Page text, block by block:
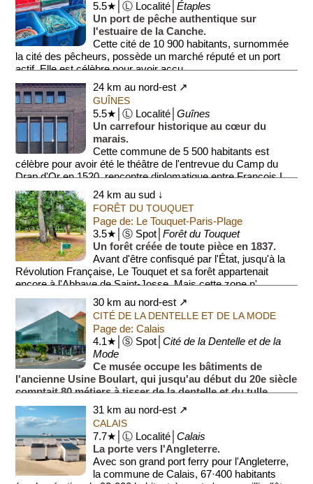
5.5★│Ⓛ Localité│Étaples
Un port de pêche authentique sur
l'estuaire de la Canche.
Cette cité de 10 900 habitants, surnommée
la cité des pêcheurs, possède un marché réputé et un port
actif. Elle est célèbre pour avoir accu...
24 km au nord-est ↗
GUÎNES
5.5★│Ⓛ Localité│Guînes
Un carrefour historique au cœur du
marais.
Cette commune de 5 500 habitants est
célèbre pour avoir été le théâtre de l'entrevue du Camp du
Drap d'Or en 1520, rencontre diplomatique entre François I...
24 km au sud ↓
FORÊT DU TOUQUET
Page de: Le Touquet-Paris-Plage
3.5★│Ⓢ Spot│Forêt du Touquet
Un forêt créée de toute pièce en 1837.
Avant d'être confisqué par l'État, jusqu'à la
Révolution Française, Le Touquet et sa forêt appartenait
encore à l'Abbaye de Saint-Josse. Mais cette zone n'...
30 km au nord-est ↗
CITÉ DE LA DENTELLE ET DE LA MODE
Page de: Calais
4.1★│Ⓢ Spot│Cité de la Dentelle et de la
Mode
Ce musée occupe les bâtiments de
l'ancienne Usine Boulart, qui jusqu'au début du 20e siècle
comptait 80 métiers à tisser de la dentelle et du tulle.
L'accueil du musée se fait toutefois dans u...
31 km au nord-est ↗
CALAIS
7.7★│Ⓛ Localité│Calais
La porte vers l'Angleterre.
Avec son grand port ferry pour l'Angleterre,
la commune de Calais, 67·400 habitants